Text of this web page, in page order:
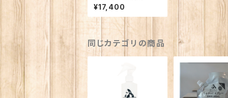
¥17,400
同じカテゴリの商品